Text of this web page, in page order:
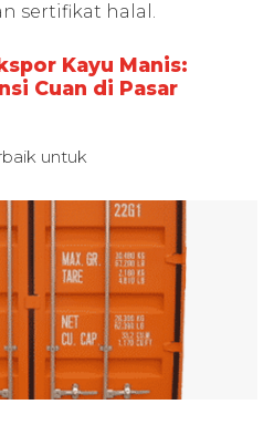
sertifikat halal.
Kayu Manis:
Cuan di Pasar
untuk